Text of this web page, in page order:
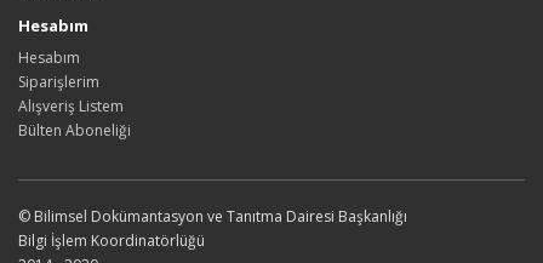
Hesabım
Hesabım
Siparişlerim
Alışveriş Listem
Bülten Aboneliği
© Bilimsel Dokümantasyon ve Tanıtma Dairesi Başkanlığı
Bilgi İşlem Koordinatörlüğü